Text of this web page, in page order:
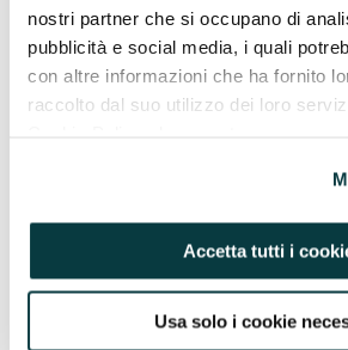
nostri partner che si occupano di
pubblicità e social media, i quali
con altre informazioni che ha fornito
raccolto dal suo utilizzo dei loro
Accetta tutti i
Usa solo i cookie
spiegasse cosa...
Continua